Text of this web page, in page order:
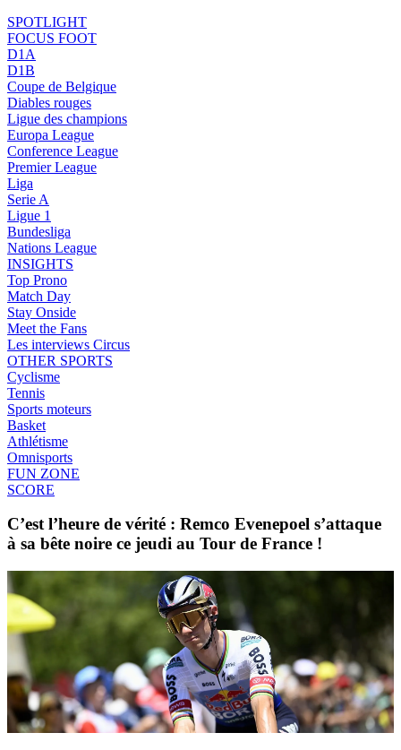
SPOTLIGHT
FOCUS FOOT
D1A
D1B
Coupe de Belgique
Diables rouges
Ligue des champions
Europa League
Conference League
Premier League
Liga
Serie A
Ligue 1
Bundesliga
Nations League
INSIGHTS
Top Prono
Match Day
Stay Onside
Meet the Fans
Les interviews Circus
OTHER SPORTS
Cyclisme
Tennis
Sports moteurs
Basket
Athlétisme
Omnisports
FUN ZONE
SCORE
C’est l’heure de vérité : Remco Evenepoel s’attaque
à sa bête noire ce jeudi au Tour de France !